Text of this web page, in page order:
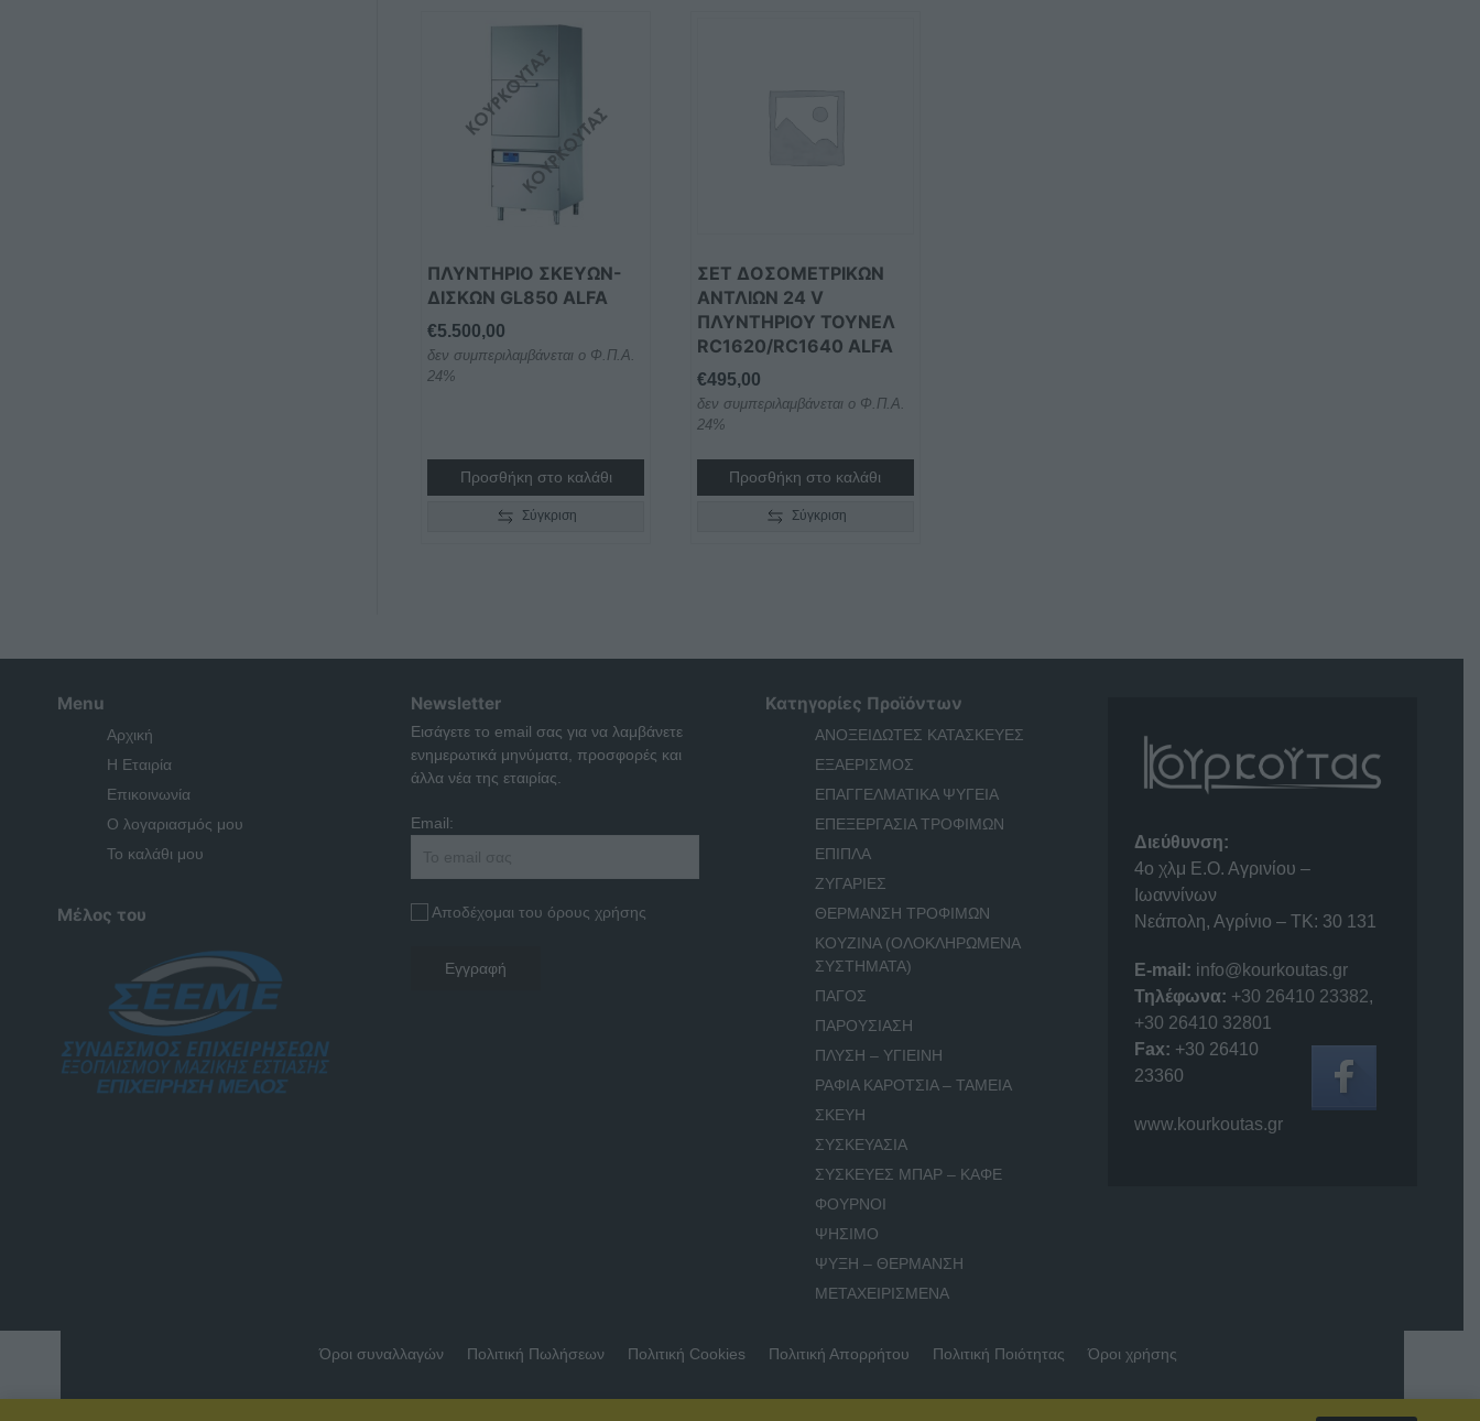
ΠΛΥΝΤΗΡΙΟ ΣΚΕΥΩΝ-
ΔΙΣΚΩΝ GL850 ALFA
€5.500,00
δεν συμπεριλαμβάνεται ο Φ.Π.Α.
24%
Προσθήκη στο καλάθι
Σύγκριση
ΣΕΤ ΔΟΣΟΜΕΤΡΙΚΩΝ
ΑΝΤΛΙΩΝ 24 V
ΠΛΥΝΤΗΡΙΟΥ ΤΟΥΝΕΛ
RC1620/RC1640 ALFA
€495,00
δεν συμπεριλαμβάνεται ο Φ.Π.Α.
24%
Προσθήκη στο καλάθι
Σύγκριση
Menu
Αρχική
Η Εταιρία
Επικοινωνία
Ο λογαριασμός μου
Το καλάθι μου
Μέλος του
Newsletter
Εισάγετε το email σας για να λαμβάνετε
ενημερωτικά μηνύματα, προσφορές και
άλλα νέα της εταιρίας.
Email:
Αποδέχομαι του όρους χρήσης
Κατηγορίες Προϊόντων
ΑΝΟΞΕΙΔΩΤΕΣ ΚΑΤΑΣΚΕΥΕΣ
ΕΞΑΕΡΙΣΜΟΣ
ΕΠΑΓΓΕΛΜΑΤΙΚΑ ΨΥΓΕΙΑ
ΕΠΕΞΕΡΓΑΣΙΑ ΤΡΟΦΙΜΩΝ
ΕΠΙΠΛΑ
ΖΥΓΑΡΙΕΣ
ΘΕΡΜΑΝΣΗ ΤΡΟΦΙΜΩΝ
ΚΟΥΖΙΝΑ (ΟΛΟΚΛΗΡΩΜΕΝΑ
ΣΥΣΤΗΜΑΤΑ)
ΠΑΓΟΣ
ΠΑΡΟΥΣΙΑΣΗ
ΠΛΥΣΗ – ΥΓΙΕΙΝΗ
ΡΑΦΙΑ ΚΑΡΟΤΣΙΑ – ΤΑΜΕΙΑ
ΣΚΕΥΗ
ΣΥΣΚΕΥΑΣΙΑ
ΣΥΣΚΕΥΕΣ ΜΠΑΡ – ΚΑΦΕ
ΦΟΥΡΝΟΙ
ΨΗΣΙΜΟ
ΨΥΞΗ – ΘΕΡΜΑΝΣΗ
ΜΕΤΑΧΕΙΡΙΣΜΕΝΑ
Διεύθυνση:
4o χλμ Ε.Ο. Αγρινίου –
Ιωαννίνων
Νεάπολη, Αγρίνιο – ΤΚ: 30 131
E-mail: info@kourkoutas.gr
Τηλέφωνα: +30 26410 23382,
+30 26410 32801
Fax: +30 26410
23360
www.kourkoutas.gr
Όροι συναλλαγών Πολιτική Πωλήσεων Πολιτική Cookies Πολιτική Απορρήτου Πολιτική Ποιότητας Όροι χρήσης